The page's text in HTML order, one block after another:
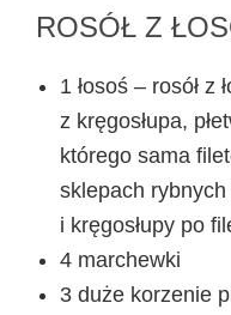
ROSÓŁ Z
1 łosoś – rosół z
z kręgosłupa,
którego sama
sklepach rybnych
i kręgosłupy po
4 marchewki
3 duże korzenie